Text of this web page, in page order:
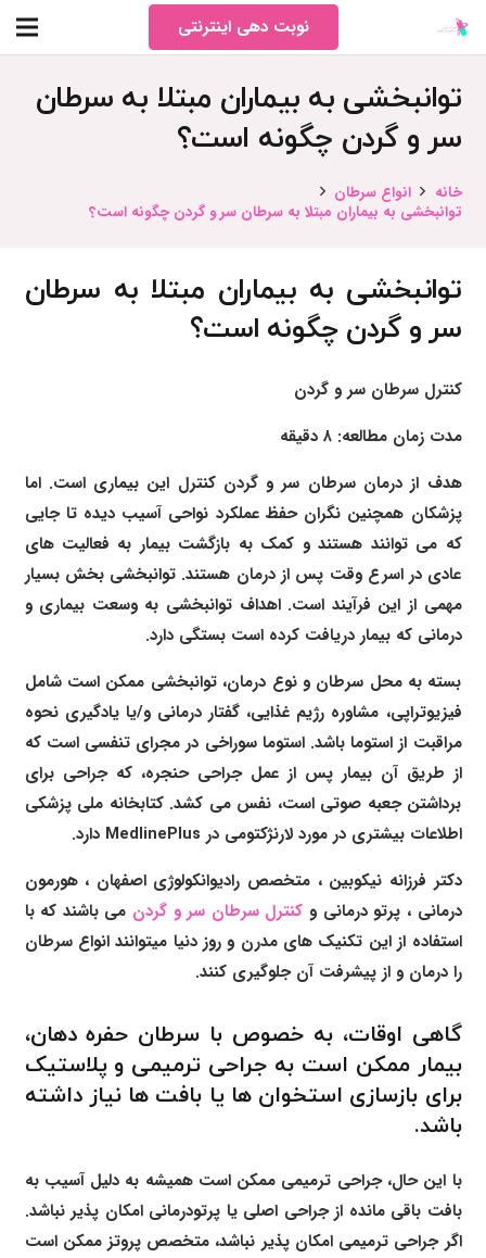
نوبت دهی اینترنتی
توانبخشی به بیماران مبتلا به سرطان
سر و گردن چگونه است؟
خانه
انواع سرطان
توانبخشی به بیماران مبتلا به سرطان سر و گردن چگونه است؟
توانبخشی به بیماران مبتلا به سرطان
سر و گردن چگونه است؟
کنترل سرطان سر و گردن
مدت زمان مطالعه: ۸ دقیقه
هدف از درمان سرطان سر و گردن کنترل این بیماری است. اما
پزشکان همچنین نگران حفظ عملکرد نواحی آسیب دیده تا جایی
که می توانند هستند و کمک به بازگشت بیمار به فعالیت های
عادی در اسرع وقت پس از درمان هستند. توانبخشی بخش بسیار
مهمی از این فرآیند است. اهداف توانبخشی به وسعت بیماری و
درمانی که بیمار دریافت کرده است بستگی دارد.
بسته به محل سرطان و نوع درمان، توانبخشی ممکن است شامل
فیزیوتراپی، مشاوره رژیم غذایی، گفتار درمانی و/یا یادگیری نحوه
مراقبت از استوما باشد. استوما سوراخی در مجرای تنفسی است که
از طریق آن بیمار پس از عمل جراحی حنجره، که جراحی برای
برداشتن جعبه صوتی است، نفس می کشد. کتابخانه ملی پزشکی
اطلاعات بیشتری در مورد لارنژکتومی در MedlinePlus دارد.
دکتر فرزانه نیکوبین ، متخصص رادیوانکولوژی اصفهان ، هورمون
درمانی ، پرتو درمانی و کنترل سرطان سر و گردن می باشند که با
استفاده از این تکنیک های مدرن و روز دنیا میتوانند انواع سرطان
را درمان و از پیشرفت آن جلوگیری کنند.
گاهی اوقات، به خصوص با سرطان حفره دهان،
بیمار ممکن است به جراحی ترمیمی و پلاستیک
برای بازسازی استخوان ها یا بافت ها نیاز داشته
باشد.
با این حال، جراحی ترمیمی ممکن است همیشه به دلیل آسیب به
بافت باقی مانده از جراحی اصلی یا پرتودرمانی امکان پذیر نباشد.
اگر جراحی ترمیمی امکان پذیر نباشد، متخصص پروتز ممکن است